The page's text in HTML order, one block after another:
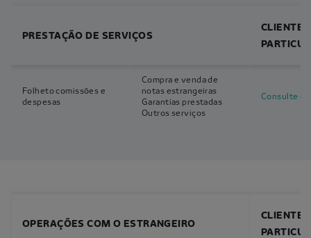
PRESTAÇÃO DE SERVIÇOS
CLIENTES
Folheto comissões e
despesas
Compra e venda de
notas estrangeiras
Garantias prestadas
Outros serviços
Consulte o
OPERAÇÕES COM O ESTRANGEIRO
CLIENTES